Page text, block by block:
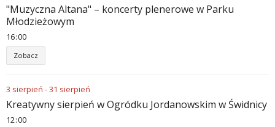
"Muzyczna Altana" – koncerty plenerowe w Parku
Młodzieżowym
16 00
Zobacz
3 sierpień -31 sierpień
Kreatywny sierpień w Ogródku Jordanowskim w Świdnicy
12 00